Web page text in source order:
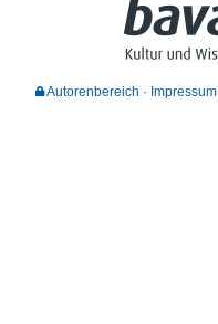
Autorenbereich Impressum